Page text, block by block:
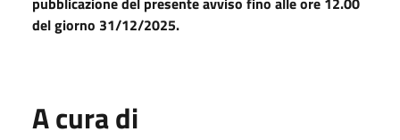
del giorno 31/12/2025.
A cura di